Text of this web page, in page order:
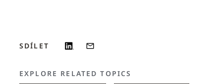
SDÍLET
EXPLORE RELATED TOPICS